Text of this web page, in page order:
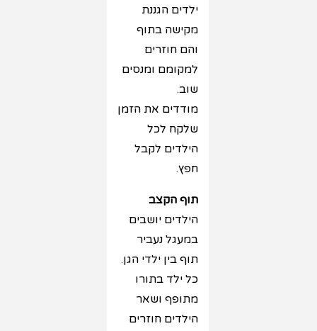
ילדים הגננת
מקישה בתוף
והם חוזרים
למקומם ומנסים
שוב.
מודדים את הזמן
שלקח לכל
הילדים לקבל
חפץ.
תוף הקצב
הילדים יושבים
במעגל נעביר
תוף בין ילדי הגן.
כל ילד בתורו
מתופף ושאר
הילדים חוזרים